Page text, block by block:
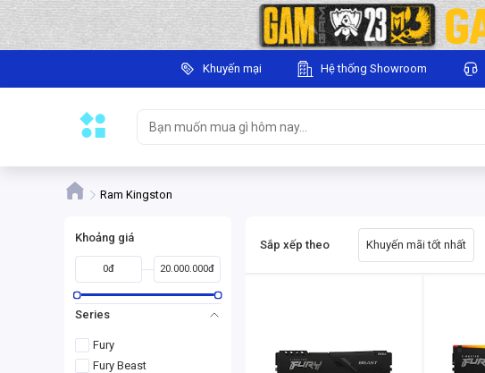
Khuyến mại Hệ thống Showroom
Ram Kingston
Khoảng giá
0đ 20.000.000đ
Series
Fury
Fury Beast
Sắp xếp theo Khuyến mãi tốt nhất